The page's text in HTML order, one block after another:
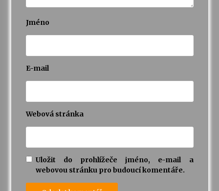
Jméno
E-mail
Webová stránka
Uložit do prohlížeče jméno, e-mail a
webovou stránku pro budoucí komentáře.